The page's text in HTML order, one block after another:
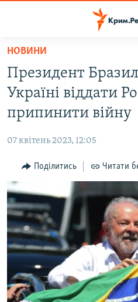
Перейти
основного
матеріалу
Перейти
до
основної
Перейти
пошуку
ВОДА.КРИМ
ВІДЕО ТА ФОТО
БЛОГИ
ПОГЛЯД
ІНТЕРВ'Ю
ВСЕ ЗА ДЕНЬ
СПЕЦПРОЕКТИ
ДЕПОРТАЦІЯ
ВІДЕОУРОКИ «ELIFBE»
СВІДЧЕННЯ ОКУПАЦІЇ
ЯК ОБІЙТИ БЛОКУВАННЯ
Русский
НОВИНИ
Президент
Україні віддати
припинити війну
07 квітень 2023, 12:05
Поділитись Читати